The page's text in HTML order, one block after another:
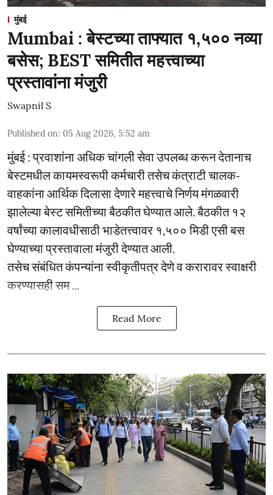
मुंबई
Mumbai : बेस्टच्या ताफ्यात १,५०० नव्या
बसेस; BEST समितीत महत्त्वाच्या
प्रस्तावांना मंजुरी
Swapnil S
Published on: 05 Aug 2026, 5:52 am
मुंबई : प्रवाशांना अधिक चांगली सेवा उपलब्ध करून देतानाच
बेस्टमधील कायमस्वरूपी कर्मचारी तसेच कंत्राटी चालक-
वाहकांना आर्थिक दिलासा देणारे महत्त्वाचे निर्णय मंगळवारी
झालेल्या बेस्ट समितीच्या बैठकीत घेण्यात आले. बैठकीत १२
वर्षांच्या कालावधीसाठी भाडेतत्त्वावर १,५०० मिडी एसी बस
घेण्याच्या प्रस्तावाला मंजुरी देण्यात आली.
तसेच संबंधित कंपन्यांना स्वीकृतीपत्र देणे व करारावर स्वाक्षरी
करण्यासही सम ...
Read More